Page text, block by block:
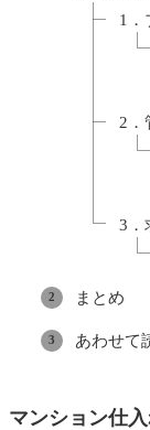
1．
2．
3．
まとめ
あわせて
マンション仕